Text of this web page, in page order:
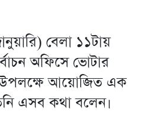
বেলা ১১টায়
অফিসে ভোটার
উপলক্ষে আয়োজিত এক
এসব কথা বলেন।